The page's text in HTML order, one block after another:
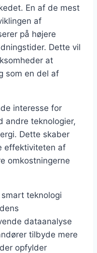
En af de mest
af
på højere
Dette vil
at
som en del af
interesse for
andre teknologier,
Dette skaber
effektiviteten af
omkostningerne
teknologi
dataanalyse
tilbyde mere
opfylder